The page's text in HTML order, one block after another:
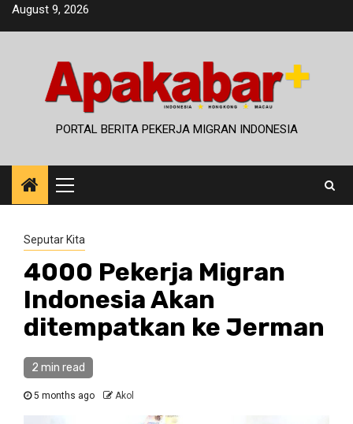
SkipAugust 9, 2026
PORTAL BERITA PEKERJA MIGRAN INDONESIA
Primary
Menu
Seputar Kita
4000 Pekerja Migran
Indonesia Akan
ditempatkan ke Jerman
2 min read
5 months ago Akol